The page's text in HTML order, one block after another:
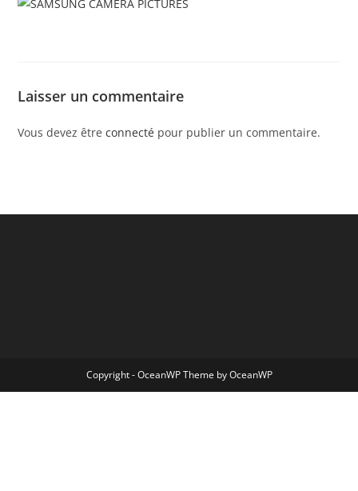
Laisser un commentaire
Vous devez êtreconnecté pour publier un commentaire.
Copyright - OceanWP Theme by OceanWP